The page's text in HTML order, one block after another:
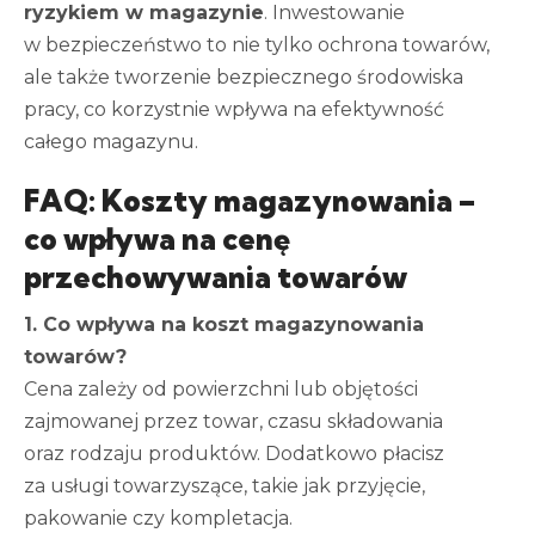
ryzykiem w magazynie. Inwestowanie
w bezpieczeństwo to nie tylko ochrona towarów,
ale także tworzenie bezpiecznego środowiska
pracy, co korzystnie wpływa na efektywność
całego magazynu.
FAQ: Koszty magazynowania –
co wpływa na cenę
przechowywania towarów
1. Co wpływa na koszt magazynowania
towarów?
Cena zależy od powierzchni lub objętości
zajmowanej przez towar, czasu składowania
oraz rodzaju produktów. Dodatkowo płacisz
za usługi towarzyszące, takie jak przyjęcie,
pakowanie czy kompletacja.